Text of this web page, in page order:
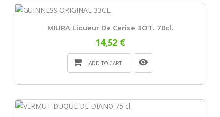
MIURA Liqueur De Cerise BOT. 70cl.
14,52 €
ADD TO CART